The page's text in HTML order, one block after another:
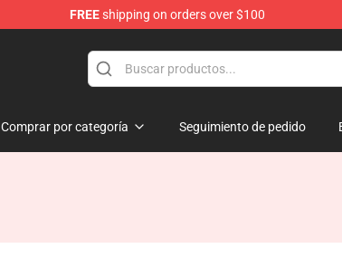
FREEshipping on orders over $100
Comprar por categoría Seguimiento de pedido